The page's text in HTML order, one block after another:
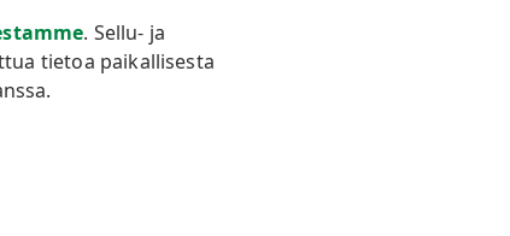
. Sellu- ja
tietoa paikallisesta